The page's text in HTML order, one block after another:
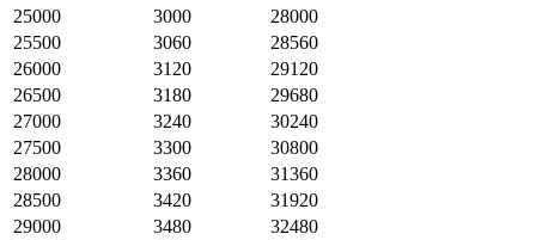
25000
3000
28000
25500
3060
28560
26000
3120
29120
26500
3180
29680
27000
3240
30240
27500
3300
30800
28000
3360
31360
28500
3420
31920
29000
3480
32480